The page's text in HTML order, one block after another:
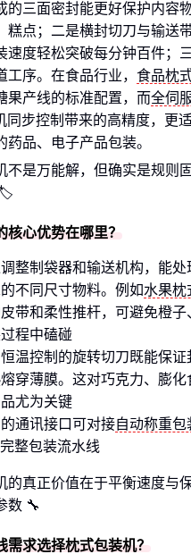
的三面密封能更好保护内容
糕点；二是横封切刀与输送
速度轻松突破每分钟百件；
序。在食品行业， 食品枕
果产线的标准配置，而全伺
同步控制带来的高精度，更
品、电子产品包装。
不是万能解，但确实是规则
🏷️
心优势在哪里？
整制袋器和输送机构，能
不同尺寸物料。例如水果枕
带和柔性推杆，可避免橙子
程中磕碰
恒温控制的旋转切刀既能保证
穿薄膜。这对巧克力、膨化
尤为关键
通讯接口可对接自动称重包
整包装流水线
的真正价值在于平衡速度与
数 🔧
求选择枕式包装机？